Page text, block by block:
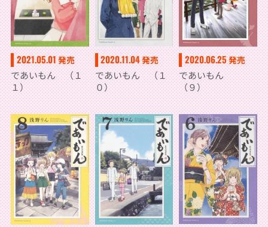
2021.05.01 発売
であいもん （１
１）
2020.11.04発売
であいもん （１
０）
2020.06.25 発売
であいもん
（９）